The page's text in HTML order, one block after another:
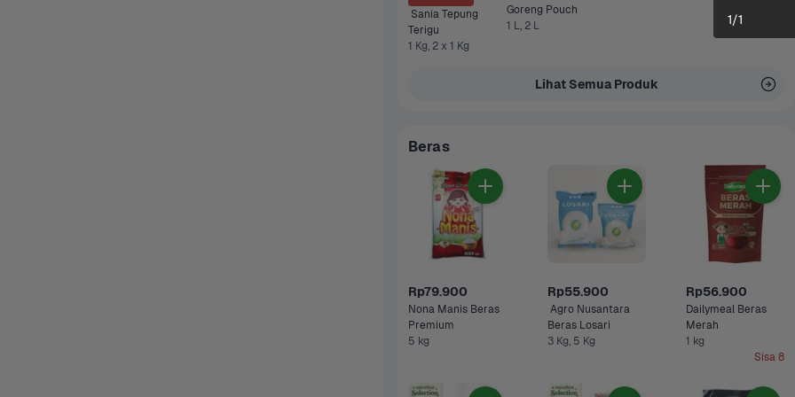
Sania Tepung
Terigu
1 Kg, 2 x 1 Kg
1 L, 2 L
Lihat Semua Produk
Beras
Rp79.900
Nona Manis Beras
5 kg
Rp55.900
Agro Nusantara
3 Kg, 5 Kg
Rp56.900
Dailymeal Beras
Merah
1 kg
Sisa 8
1/1